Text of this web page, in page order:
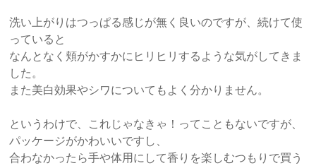
洗い上がりはつっぱる感じが無く良いのですが、続けて使
っていると
なんとなく頬がかすかにヒリヒリするような気がしてきま
した。
また美白効果やシワについてもよく分かりません。
というわけで、これじゃなきゃ！ってこともないですが、
パッケージがかわいいですし、
合わなかったら手や体用にして香りを楽しむつもりで買う